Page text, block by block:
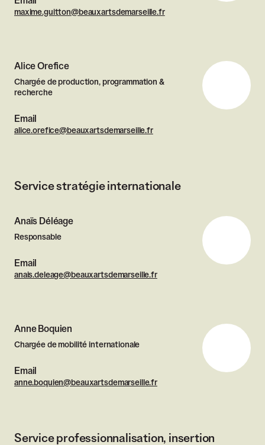
maxime.guitton@beauxartsdemarseille.fr
Alice Orefice
Chargée de production, programmation &
recherche
Email
alice.orefice@beauxartsdemarseille.fr
Service stratégie internationale
Anaïs Déléage
Responsable
Email
anais.deleage@beauxartsdemarseille.fr
Anne Boquien
Chargée de mobilité internationale
Email
anne.boquien@beauxartsdemarseille.fr
Service professionnalisation, insertion